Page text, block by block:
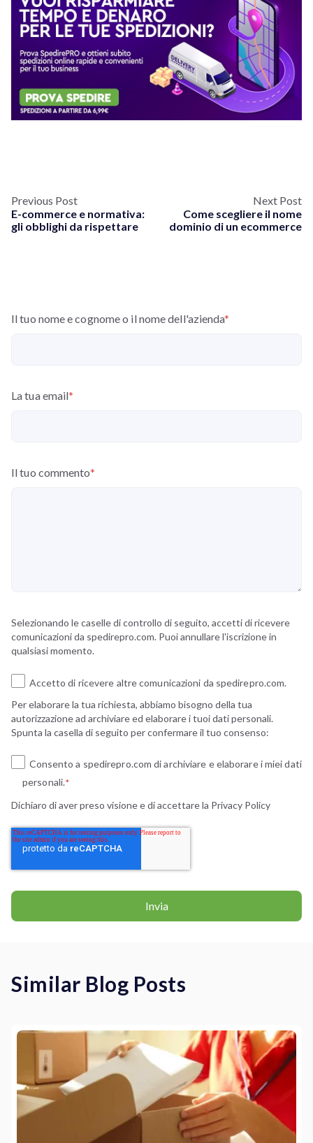
Previous Post
E-commerce e normativa:
gli obblighi da rispettare
Next Post
Come scegliere il nome
dominio di un ecommerce
Il tuo nome e cognome o il nome dell'azienda*
La tua email*
Il tuo commento*
Selezionando le caselle di controllo di seguito, accetti di ricevere
comunicazioni da spedirepro.com. Puoi annullare l'iscrizione in
qualsiasi momento.
Accetto di ricevere altre comunicazioni da spedirepro.com.
Per elaborare la tua richiesta, abbiamo bisogno della tua
autorizzazione ad archiviare ed elaborare i tuoi dati personali.
Spunta la casella di seguito per confermare il tuo consenso:
Consento a spedirepro.com di archiviare e elaborare i miei dati
personali.*
Dichiaro di aver preso visione e di accettare la Privacy Policy
Similar Blog Posts